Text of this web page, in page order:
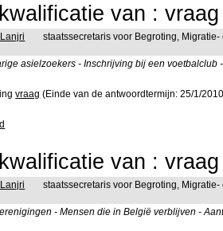
van :
staatssecretaris voor Begroting,
asielzoekers - Inschrijving bij een
vraag (Einde van de antwoordtermijn: 25/1/
van :
staatssecretaris voor Begroting,
- Mensen die in België verblijven -